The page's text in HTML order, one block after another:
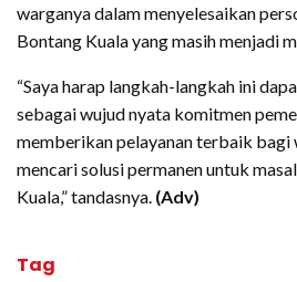
warganya dalam menyelesaikan
Bontang Kuala yang masih menjadi
“Saya harap langkah-langkah ini
sebagai wujud nyata komitmen
memberikan pelayanan terbaik bagi
mencari solusi permanen untuk
Kuala,” tandasnya. (Adv)
Tag